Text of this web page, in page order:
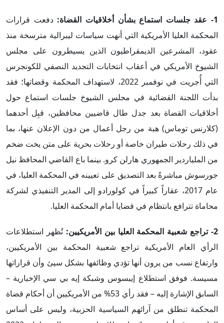
1- عقد جلسات استماع بشأن أخلاقيات القضاة:
دفعت قرارات
المحكمة العليا الأمريكية التي أنهت سياسات ليبرالية مترسخة منذ
عقود، المشرعين الديمقراطيون الذين يسيطرون على مجلس
الشيوخ الأمريكي في أعقاب انتخابات التجديد النصفي للكونجرس
التي أُجريت في نوفمبر 2022، لاستهداف المحكمة وقضاتها؛ فقد
بدأت اللجنة القضائية في مجلس الشيوخ جلسات استماع حول
أخلاقيات القضاة بعد جدل طال قاضيين محافظين، قبِل أحدهما
(كلارنس توماس) هبة من رجل أعمال من دون الإعلان عنها، بما
في ذلك رحلات طيران خاصة أو رحلات بحرية على متن يخت ضخم
من الملياردير الجمهوري هارلن كرو. بينما باع القاضي المحافظ نيل
جورسوش مباشرةً بعد التصديق على تعيينه في المحكمة العليا، في
عام 2017، عقاراً كبيراً في كولورادو إلى المدير التنفيذي لشركة
محاماة تترافع بانتظام في قضايا أمام المحكمة العليا.
2- تراجع شعبية المحكمة العليا بين الأمريكيين:
تُظهر استطلاعات
الرأي العام الأمريكية تراجع شعبية المحكمة بين الأمريكيين،
وارتفاع نسب من يرون أنها تؤدي وظائفها بشكل سيئ وأن قراراتها
مسيسة. فوفق استطلاع إيبسوس وشبكة إيه بي سي الإخبارية –
السابق الإشارة إليه – فقد رأي 53% من الأمريكيين أن أحكام قضاة
المحكمة تنطلق من آرائهم السياسية الحزبية، وليس على أساس